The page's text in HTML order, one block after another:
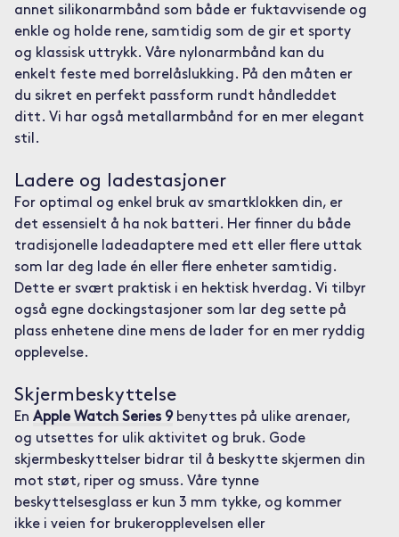
annet silikonarmbånd som både er fuktavvisende og
enkle og holde rene, samtidig som de gir et sporty
og klassisk uttrykk. Våre nylonarmbånd kan du
enkelt feste med borrelåslukking. På den måten er
du sikret en perfekt passform rundt håndleddet
ditt. Vi har også metallarmbånd for en mer elegant
stil.
Ladere og ladestasjoner
For optimal og enkel bruk av smartklokken din, er
det essensielt å ha nok batteri. Her finner du både
tradisjonelle ladeadaptere med ett eller flere uttak
som lar deg lade én eller flere enheter samtidig.
Dette er svært praktisk i en hektisk hverdag. Vi tilbyr
også egne dockingstasjoner som lar deg sette på
plass enhetene dine mens de lader for en mer ryddig
opplevelse.
Skjermbeskyttelse
En Apple Watch Series 9benyttes på ulike arenaer,
og utsettes for ulik aktivitet og bruk. Gode
skjermbeskyttelser bidrar til å beskytte skjermen din
mot støt, riper og smuss. Våre tynne
beskyttelsesglass er kun 3 mm tykke, og kommer
ikke i veien for brukeropplevelsen eller